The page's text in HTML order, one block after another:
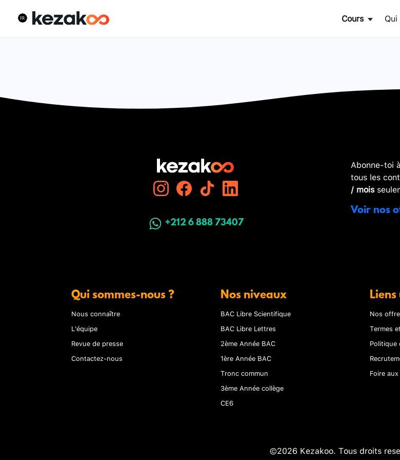
Cours
+212 6 888 73407
Abonne-toi
tous les
/ mois
Voir nos
Qui sommes-nous ?
Nous connaître
L'équipe
Revue de presse
Contactez-nous
Nos niveaux
BAC Libre Scientifique
BAC Libre Lettres
2ème Année BAC
1ère Année BAC
Tronc commun
3ème Année collège
CE6
Nos
Termes
Foire
©2026 Kezakoo. Tous droits